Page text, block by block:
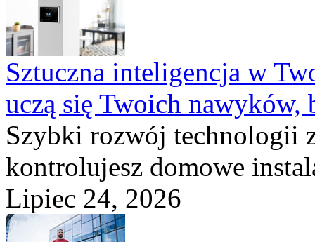
Sztuczna inteligencja w
uczą się Twoich nawyków,
Szybki rozwój technologii
kontrolujesz domowe
Lipiec 24, 2026